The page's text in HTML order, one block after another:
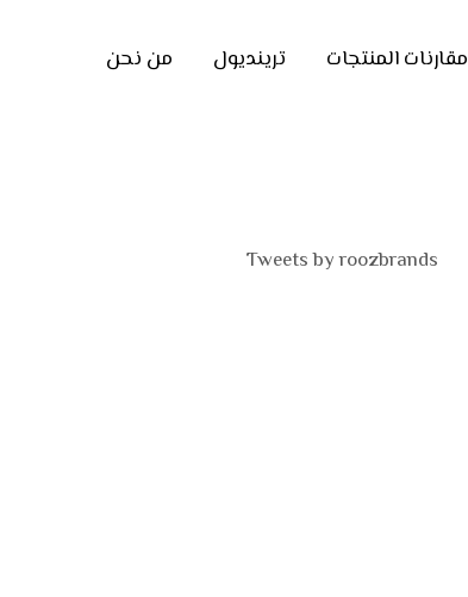
مقارنات المنتجات ترينديول من نحن
Tweets by roozbrands